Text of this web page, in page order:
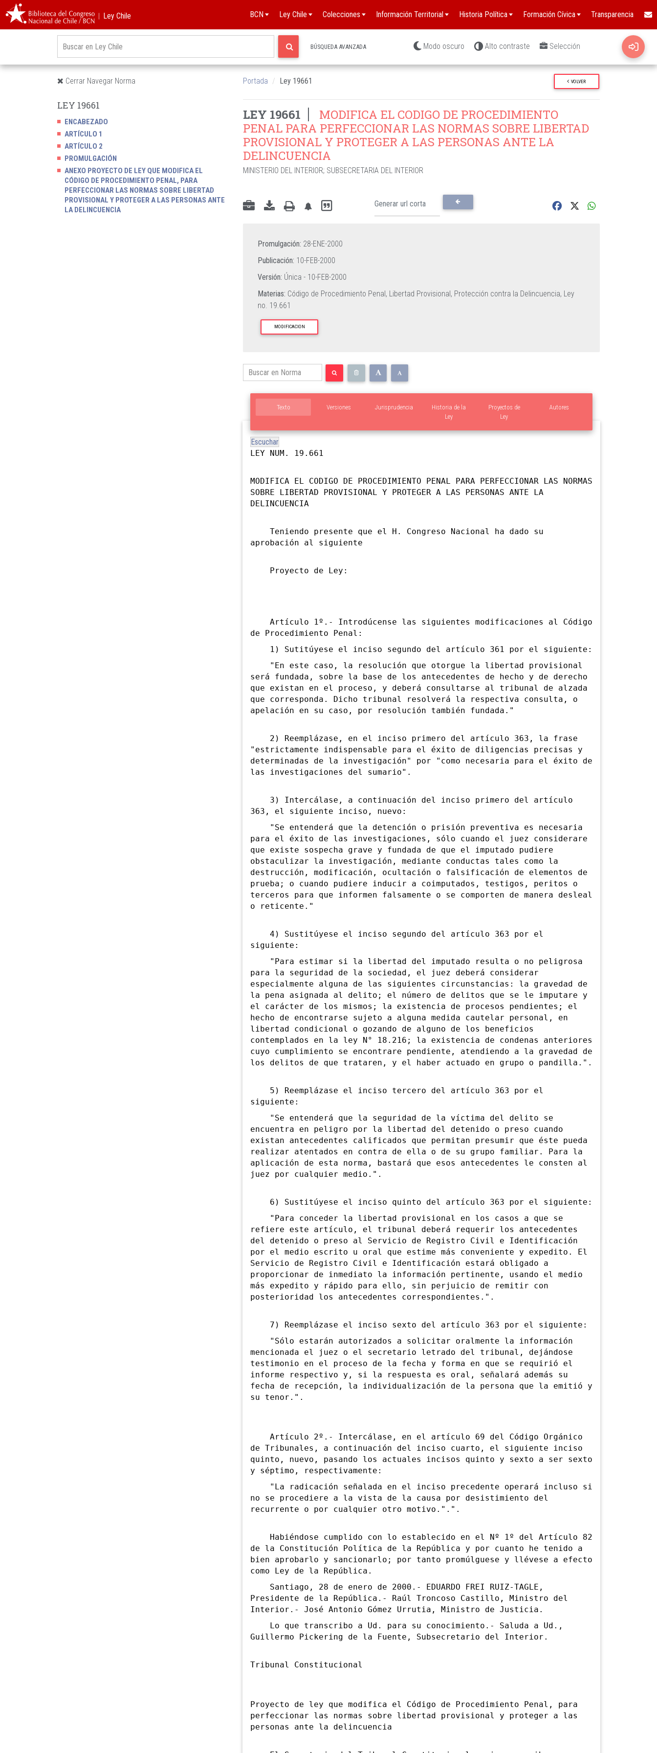
︱Ley Chile BCN Ley Chile Colecciones Información Territorial Historia Política Formación Cívica Transparencia
BÚSQUEDA AVANZADA Modo oscuro Alto contraste Selección
Cerrar Navegar Norma Portada Ley 19661 VOLVER
LEY 19661
ENCABEZADO
ARTÍCULO 1
ARTÍCULO 2
PROMULGACIÓN
ANEXO PROYECTO DE LEY QUE MODIFICA EL
CÓDIGO DE PROCEDIMIENTO PENAL, PARA
PERFECCIONAR LAS NORMAS SOBRE LIBERTAD
PROVISIONAL Y PROTEGER A LAS PERSONAS ANTE
LA DELINCUENCIA
LEY 19661
MODIFICA EL CODIGO DE PROCEDIMIENTO
PENAL PARA PERFECCIONAR LAS NORMAS SOBRE LIBERTAD
PROVISIONAL Y PROTEGER A LAS PERSONAS ANTE LA
DELINCUENCIA
MINISTERIO DEL INTERIOR; SUBSECRETARIA DEL INTERIOR
Promulgación: 28-ENE-2000
Publicación: 10-FEB-2000
Versión: Única - 10-FEB-2000
Materias: Código de Procedimiento Penal, Libertad Provisional, Protección contra la Delincuencia, Ley
no. 19.661
MODIFICACION
Texto Versiones Jurisprudencia
Proyectos de
Ley
Autores
Historia de la
Ley
Escuchar
LEY NUM. 19.661
MODIFICA EL CODIGO DE PROCEDIMIENTO PENAL PARA PERFECCIONAR LAS NORMAS
SOBRE LIBERTAD PROVISIONAL Y PROTEGER A LAS PERSONAS ANTE LA
DELINCUENCIA
Teniendo presente que el H. Congreso Nacional ha dado su
aprobación al siguiente
Proyecto de Ley:
Artículo 1º.- Introdúcense las siguientes modificaciones al Código
de Procedimiento Penal:
1) Sutitúyese el inciso segundo del artículo 361 por el siguiente:
"En este caso, la resolución que otorgue la libertad provisional
será fundada, sobre la base de los antecedentes de hecho y de derecho
que existan en el proceso, y deberá consultarse al tribunal de alzada
que corresponda. Dicho tribunal resolverá la respectiva consulta, o
apelación en su caso, por resolución también fundada."
2) Reemplázase, en el inciso primero del artículo 363, la frase
"estrictamente indispensable para el éxito de diligencias precisas y
determinadas de la investigación" por "como necesaria para el éxito de
las investigaciones del sumario".
3) Intercálase, a continuación del inciso primero del artículo
363, el siguiente inciso, nuevo:
"Se entenderá que la detención o prisión preventiva es necesaria
para el éxito de las investigaciones, sólo cuando el juez considerare
que existe sospecha grave y fundada de que el imputado pudiere
obstaculizar la investigación, mediante conductas tales como la
destrucción, modificación, ocultación o falsificación de elementos de
prueba; o cuando pudiere inducir a coimputados, testigos, peritos o
terceros para que informen falsamente o se comporten de manera desleal
o reticente."
4) Sustitúyese el inciso segundo del artículo 363 por el
siguiente:
"Para estimar si la libertad del imputado resulta o no peligrosa
para la seguridad de la sociedad, el juez deberá considerar
especialmente alguna de las siguientes circunstancias: la gravedad de
la pena asignada al delito; el número de delitos que se le imputare y
el carácter de los mismos; la existencia de procesos pendientes; el
hecho de encontrarse sujeto a alguna medida cautelar personal, en
libertad condicional o gozando de alguno de los beneficios
contemplados en la ley N° 18.216; la existencia de condenas anteriores
cuyo cumplimiento se encontrare pendiente, atendiendo a la gravedad de
los delitos de que trataren, y el haber actuado en grupo o pandilla.".
5) Reemplázase el inciso tercero del artículo 363 por el
siguiente:
"Se entenderá que la seguridad de la víctima del delito se
encuentra en peligro por la libertad del detenido o preso cuando
existan antecedentes calificados que permitan presumir que éste pueda
realizar atentados en contra de ella o de su grupo familiar. Para la
aplicación de esta norma, bastará que esos antecedentes le consten al
juez por cualquier medio.".
6) Sustitúyese el inciso quinto del artículo 363 por el siguiente:
"Para conceder la libertad provisional en los casos a que se
refiere este artículo, el tribunal deberá requerir los antecedentes
del detenido o preso al Servicio de Registro Civil e Identificación
por el medio escrito u oral que estime más conveniente y expedito. El
Servicio de Registro Civil e Identificación estará obligado a
proporcionar de inmediato la información pertinente, usando el medio
más expedito y rápido para ello, sin perjuicio de remitir con
posterioridad los antecedentes correspondientes.".
7) Reemplázase el inciso sexto del artículo 363 por el siguiente:
"Sólo estarán autorizados a solicitar oralmente la información
mencionada el juez o el secretario letrado del tribunal, dejándose
testimonio en el proceso de la fecha y forma en que se requirió el
informe respectivo y, si la respuesta es oral, señalará además su
fecha de recepción, la individualización de la persona que la emitió y
su tenor.".
Artículo 2º.- Intercálase, en el artículo 69 del Código Orgánico
de Tribunales, a continuación del inciso cuarto, el siguiente inciso
quinto, nuevo, pasando los actuales incisos quinto y sexto a ser sexto
y séptimo, respectivamente:
"La radicación señalada en el inciso precedente operará incluso si
no se procediere a la vista de la causa por desistimiento del
recurrente o por cualquier otro motivo.".".
Habiéndose cumplido con lo establecido en el Nº 1º del Artículo 82
de la Constitución Política de la República y por cuanto he tenido a
bien aprobarlo y sancionarlo; por tanto promúlguese y llévese a efecto
como Ley de la República.
Santiago, 28 de enero de 2000.- EDUARDO FREI RUIZ-TAGLE,
Presidente de la República.- Raúl Troncoso Castillo, Ministro del
Interior.- José Antonio Gómez Urrutia, Ministro de Justicia.
Lo que transcribo a Ud. para su conocimiento.- Saluda a Ud.,
Guillermo Pickering de la Fuente, Subsecretario del Interior.
Tribunal Constitucional
Proyecto de ley que modifica el Código de Procedimiento Penal, para
perfeccionar las normas sobre libertad provisional y proteger a las
personas ante la delincuencia